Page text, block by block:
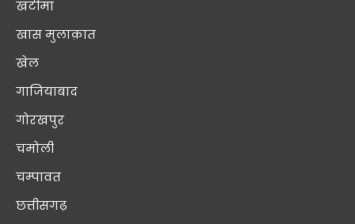
खटीमा
खास मुलाक़ात
खेल
गाजियाबाद
गोरखपुर
चमोली
चम्पावत
छत्तीसगढ़